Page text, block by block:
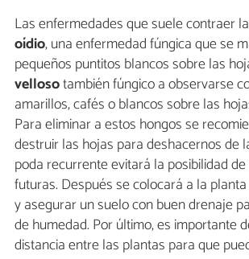
Las enfermedades que suele contraer
oídio, una enfermedad fúngica que se
pequeños puntitos blancos sobre las
vellosotambién fúngico a observarse
amarillos, cafés o blancos sobre las
Para eliminar a estos hongos se
destruir las hojas para deshacernos de
poda recurrente evitará la posibilidad
futuras. Después se colocará a la
y asegurar un suelo con buen drenaje
de humedad. Por último, es importante
distancia entre las plantas para que